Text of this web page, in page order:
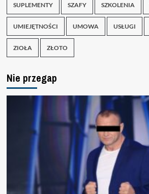
SUPLEMENTY SZAFY SZKOLENIA
UMIEJĘTNOŚCI UMOWA USŁUGI
ZIOŁA ZŁOTO
Nie przegap